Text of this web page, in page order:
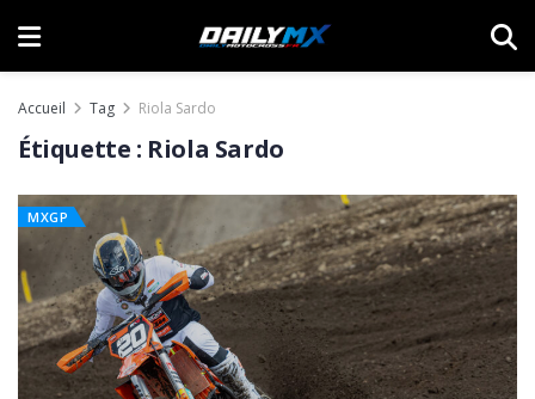
Accueil Tag Riola Sardo
Étiquette : Riola Sardo
MXGP